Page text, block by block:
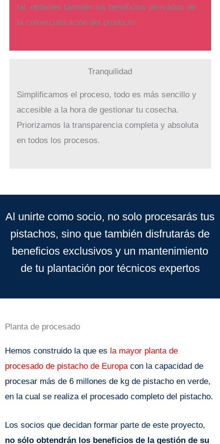
tal, obtienes también los beneficios derivados de
la comercialización del producto.
Tranquilidad
Simplificamos el proceso, todo es más sencillo y
accesible a la hora de gestionar tu cosecha.
Priorizamos la transparencia completa y absoluta
en todos los procesos.
Al unirte como socio, no solo procesarás tus
pistachos, sino que también disfrutarás de
beneficios exclusivos y un mantenimiento
de tu plantación por técnicos expertos
Planta de procesado
Hemos construido la que es la mayor planta de
procesado de pistacho de Europa con la capacidad de
procesar más de 6 millones de kg de pistacho en verde,
en la cual se realiza el procesado completo del pistacho.
Los socios que decidan formar parte de este proyecto,
no sólo obtendrán los beneficios de la gestión de su